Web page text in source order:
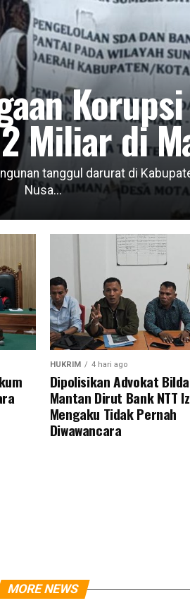
Miliar di
tanggul darurat di
Nusa...
HUKRIM 4 hari ago
Dipolisikan Advokat
Mantan Dirut Bank NTT
Mengaku Tidak Pernah
Diwawancara
MORE NEWS